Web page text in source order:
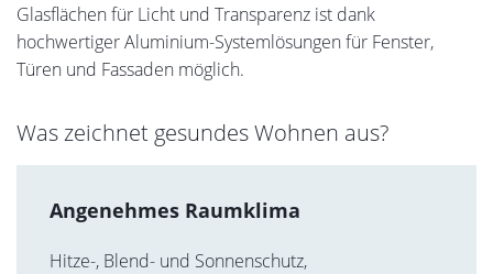
Glasflächen für Licht und Transparenz ist dank
hochwertiger Aluminium-Systemlösungen für Fenster,
Türen und Fassaden möglich.
Was zeichnet gesundes Wohnen aus?
Angenehmes Raumklima
Hitze-, Blend- und Sonnenschutz,